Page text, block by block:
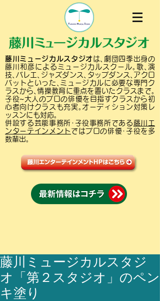
藤川ミュージカルスタジオは､劇団四季出身の
藤川和彦によるミュージカルスクール｡歌､演
技､バレエ､ジャズダンス､タップダンス､アクロ
バットといった､ミュージカルに必要な専門ク
ラスから､情操教育に重点を置いたクラスまで｡
子役~大人のプロの俳優を目指すクラスから初
心者向けクラスも充実｡オーディション対策レ
ッスンにも対応｡
併設する芸能事務所･子役事務所である 藤川エ
ンターテインメント ではプロの俳優･子役を多
数輩出｡
藤川ミュージカルスタジ
オ「第２スタジオ」のペン
キ塗り